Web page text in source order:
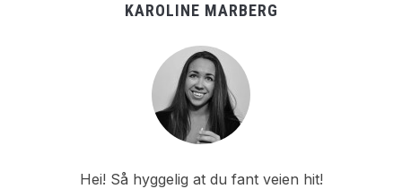
KAROLINE MARBERG
Hei! Så hyggelig at du fant veien hit!